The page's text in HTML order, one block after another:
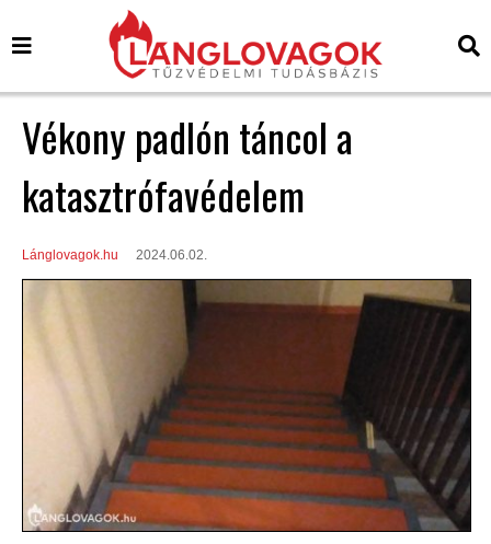
Vékony padlón táncol a
katasztrófavédelem
Lánglovagok.hu 2024.06.02.